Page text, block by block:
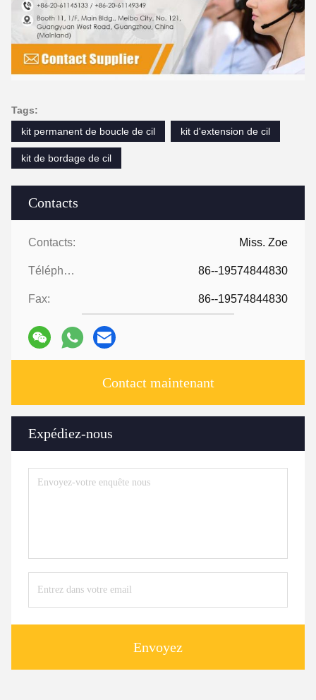
Contacts
Contacts: Miss. Zoe
Téléphone: 86--19574844830
Fax: 86--19574844830
Contact maintenant
Expédiez-nous
Envoyez
Tags:
kit permanent de boucle de cil
kit d'extension de cil
kit de bordage de cil